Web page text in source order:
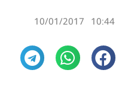
10:44
10/01/2017